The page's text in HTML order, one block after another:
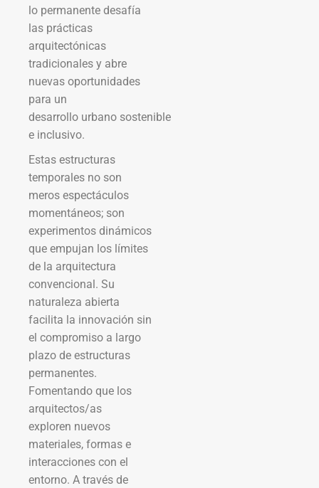
lo permanente desafía
las prácticas
arquitectónicas
tradicionales y abre
nuevas oportunidades
para un
desarrollo urbano sostenible
e inclusivo.
Estas estructuras
temporales no son
meros espectáculos
momentáneos; son
experimentos dinámicos
que empujan los límites
de la arquitectura
convencional. Su
naturaleza abierta
facilita la innovación sin
el compromiso a largo
plazo de estructuras
permanentes.
Fomentando que los
arquitectos/as
exploren nuevos
materiales, formas e
interacciones con el
entorno. A través de